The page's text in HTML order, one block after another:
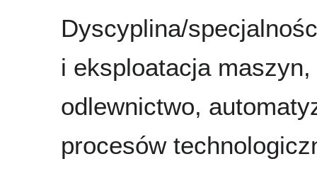
Dyscyplina/
i eksploatacja maszyn,
odlewnictwo,
procesów